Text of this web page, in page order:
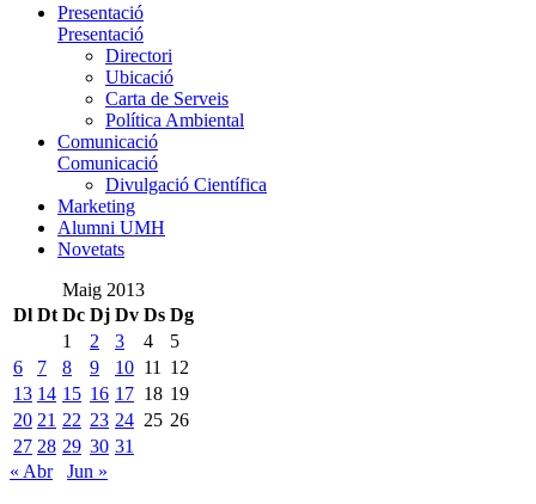
Presentació
Presentació
Directori
Ubicació
Carta de Serveis
Política Ambiental
Comunicació
Comunicació
Divulgació Científica
Marketing
Alumni UMH
Novetats
Maig 2013
Dl Dt Dc Dj Dv Ds Dg
1
2 3 4
5
6
7 8 9 10 11
12
13 14 15 16 17 18 19
20 21 22 23 24 25 26
27 28 29 30 31
« Abr
Jun »